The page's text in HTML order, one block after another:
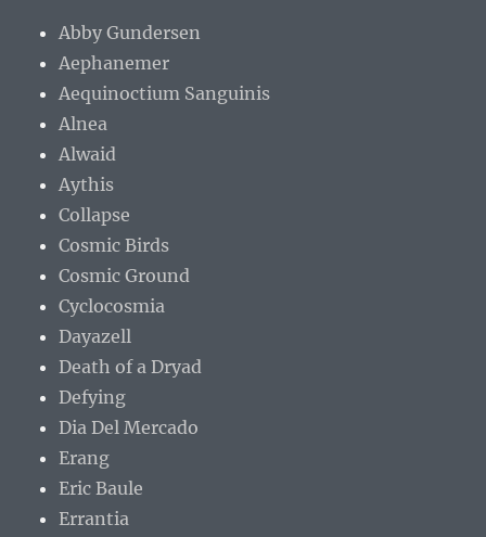
Abby Gundersen
Aephanemer
Aequinoctium Sanguinis
Alnea
Alwaid
Aythis
Collapse
Cosmic Birds
Cosmic Ground
Cyclocosmia
Dayazell
Death of a Dryad
Defying
Dia Del Mercado
Erang
Eric Baule
Errantia